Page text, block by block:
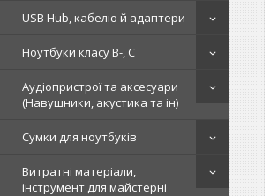
USB Hub, кабелю й адаптери
Ноутбуки класу B-, C
Аудіопристрої та аксесуари
(Навушники, акустика та ін)
Сумки для ноутбуків
Витратні матеріали,
інструмент для майстерні